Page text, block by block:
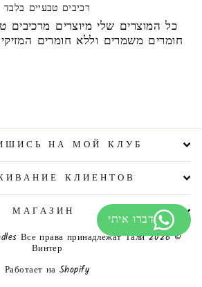
רכיבים טבעיים בלבד
כל המוצרים שלי מיוצרים מרכיבים
חומרים משמרים וללא חומרים
НА МОЙ КЛУБ 👇
КЛИЕНТОВ
МАГАЗИН
Все права принадлежат Тали
Винтер
Работает на Shopify